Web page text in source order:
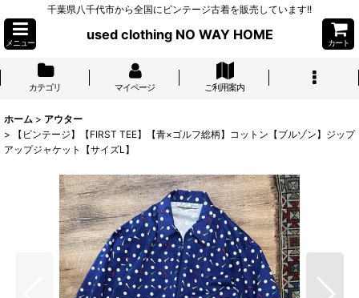
千葉県八千代市から全国にビンテージ古着を販売しています!!
メニュー
used clothing NO WAY HOME
カート
カテゴリ マイページ ご利用案内
ホーム > アウター
>
【ビンテージ】【FIRST TEE】【青×ゴルフ総柄】コットン【ブルゾン】ジップ
アップジャケット【サイズL】